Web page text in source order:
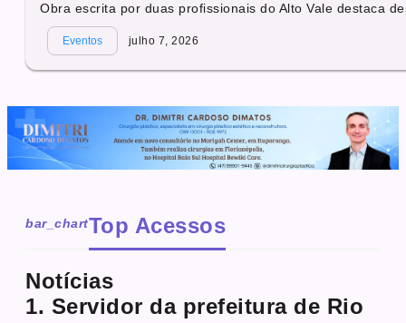
Obra escrita por duas profissionais do Alto Vale destaca
Eventos julho 7, 2026
bar_chartTop Acessos
Notícias
1. Servidor da prefeitura de Rio